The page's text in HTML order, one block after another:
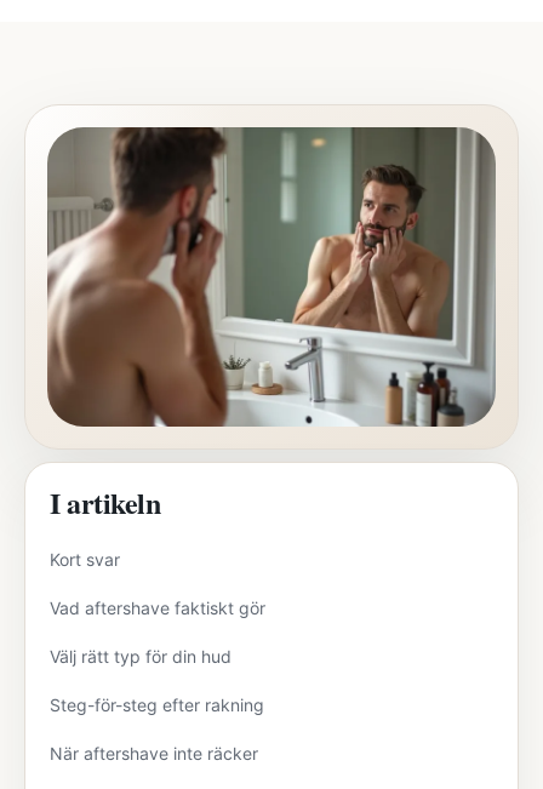
I artikeln
Kort svar
Vad aftershave faktiskt gör
Välj rätt typ för din hud
Steg-för-steg efter rakning
När aftershave inte räcker